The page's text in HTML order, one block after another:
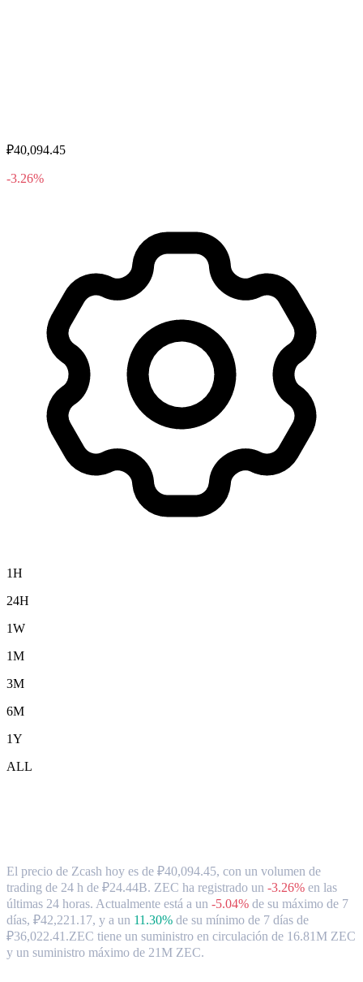
₽40,094.45
-3.26%
1H
24H
1W
1M
3M
6M
1Y
ALL
El precio de Zcash hoy es de ₽40,094.45, con un volumen de
trading de 24 h de ₽24.44B. ZEC ha registrado un -3.26% en las
últimas 24 horas. Actualmente está a un -5.04% de su máximo de 7
días, ₽42,221.17, y a un 11.30% de su mínimo de 7 días de
₽36,022.41.ZEC tiene un suministro en circulación de 16.81M ZEC
y un suministro máximo de 21M ZEC.